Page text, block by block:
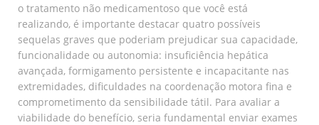
o tratamento não medicamentoso que você está
realizando, é importante destacar quatro possíveis
sequelas graves que poderiam prejudicar sua capacidade,
funcionalidade ou autonomia: insuficiência hepática
avançada, formigamento persistente e incapacitante nas
extremidades, dificuldades na coordenação motora fina e
comprometimento da sensibilidade tátil. Para avaliar a
viabilidade do benefício, seria fundamental enviar exames